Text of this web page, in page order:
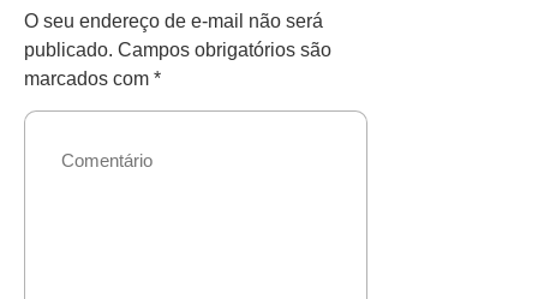
O seu endereço de e-mail não será
publicado. Campos obrigatórios são
marcados com *